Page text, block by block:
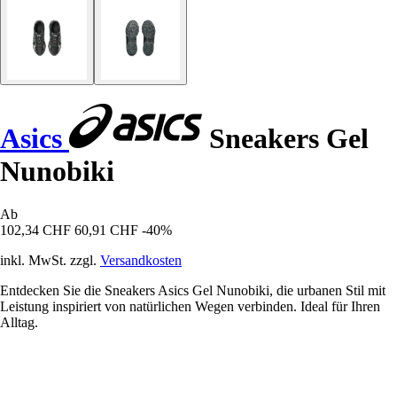
Asics
Sneakers Gel
Nunobiki
Ab
102,34 CHF 60,91 CHF -40%
inkl. MwSt. zzgl. Versandkosten
Entdecken Sie die Sneakers Asics Gel Nunobiki, die urbanen Stil mit
Leistung inspiriert von natürlichen Wegen verbinden. Ideal für Ihren
Alltag.